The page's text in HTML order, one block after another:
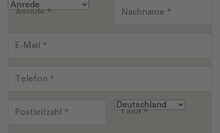
Anrede* Nachname *
E-Mail *
Telefon *
Postleitzahl * Land*